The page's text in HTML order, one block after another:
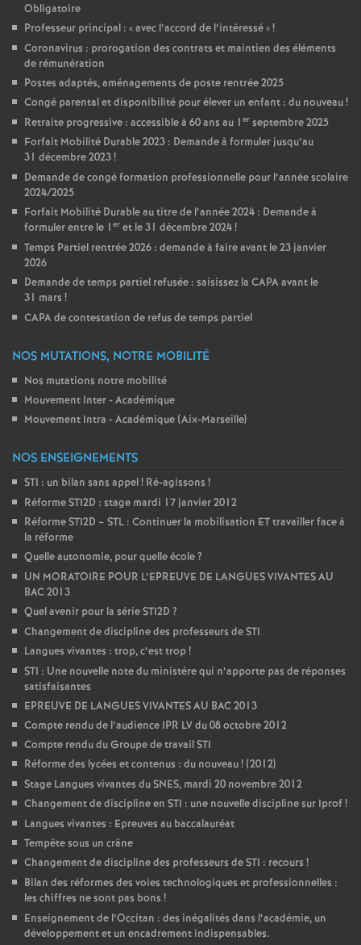
Obligatoire
Professeur principal : «avec l’accord de l’intéressé»!
Coronavirus : prorogation des contrats et maintien des éléments
de rémunération
Postes adaptés, aménagements de poste rentrée 2025
Congé parental et disponibilité pour élever un enfant : du nouveau!
Retraite progressive : accessible à 60 ans au 1 er septembre 2025
Forfait Mobilité Durable 2023 : Demande à formuler jusqu’au
31 décembre 2023!
Demande de congé formation professionnelle pour l’année scolaire
2024/2025
Forfait Mobilité Durable au titre de l’année 2024 : Demande à
formuler entre le 1 er et le 31 décembre 2024!
Temps Partiel rentrée 2026 : demande à faire avant le 23 janvier
2026
Demande de temps partiel refusée : saisissez la CAPA avant le
31 mars !
CAPA de contestation de refus de temps partiel
NOS MUTATIONS, NOTRE MOBILITÉ
Nos mutations notre mobilité
Mouvement Inter - Académique
Mouvement Intra - Académique (Aix-Marseille)
NOS ENSEIGNEMENTS
STI : un bilan sans appel! Ré-agissons !
Réforme STI2D : stage mardi 17 janvier 2012
Réforme STI2D – STL : Continuer la mobilisation ET travailler face à
la réforme
Quelle autonomie, pour quelle école?
UN MORATOIRE POUR L’EPREUVE DE LANGUES VIVANTES AU
BAC 2013
Quel avenir pour la série STI2D ?
Changement de discipline des professeurs de STI
Langues vivantes : trop, c’est trop!
STI : Une nouvelle note du ministére qui n’apporte pas de réponses
satisfaisantes
EPREUVE DE LANGUES VIVANTES AU BAC 2013
Compte rendu de l’audience IPR LV du 08 octobre 2012
Compte rendu du Groupe de travail STI
Réforme des lycées et contenus : du nouveau! (2012)
Stage Langues vivantes du SNES, mardi 20 novembre 2012
Changement de discipline en STI : une nouvelle discipline sur Iprof!
Langues vivantes : Epreuves au baccalauréat
Tempête sous un crâne
Changement de discipline des professeurs de STI : recours !
Bilan des réformes des voies technologiques et professionnelles :
les chiffres ne sont pas bons !
Enseignement de l’Occitan : des inégalités dans l’académie, un
développement et un encadrement indispensables.